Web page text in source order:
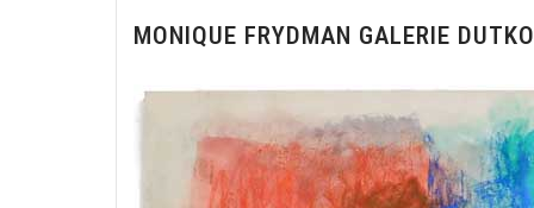
MONIQUE FRYDMAN GALERIE DUTKO